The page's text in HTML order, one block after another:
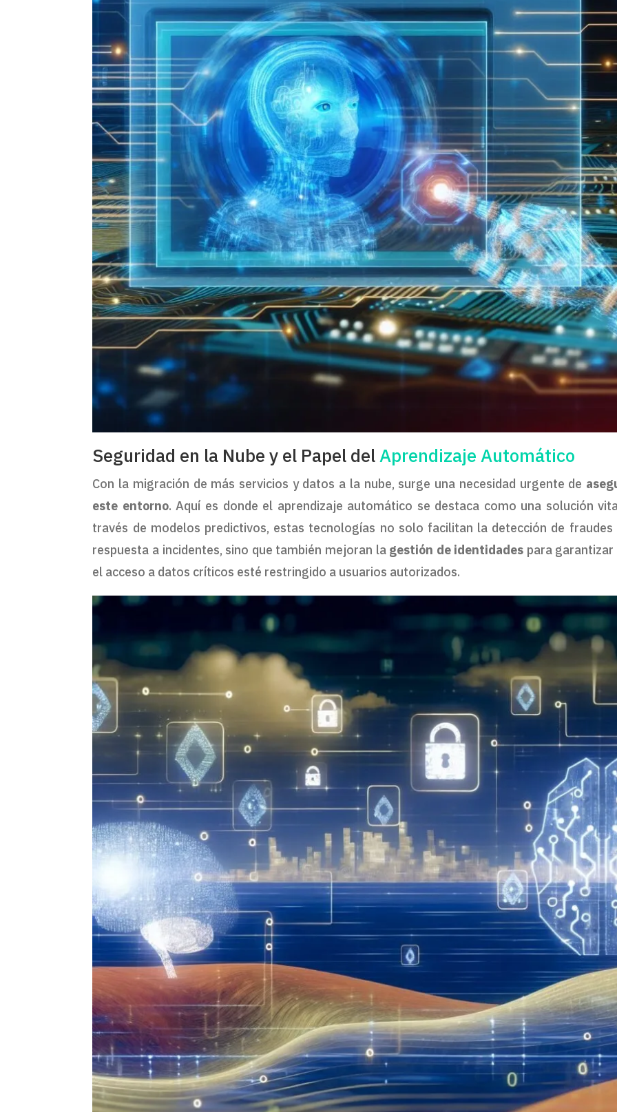
Seguridad en la Nube y el Papel del Aprendizaje Automático
Con la migración de más servicios y datos a la nube, surge una necesidad urgente de
este entorno. Aquí es donde el aprendizaje automático se destaca como una solución
través de modelos predictivos, estas tecnologías no solo facilitan la detección de fraudes
respuesta a incidentes, sino que también mejoran la gestión de identidades para garantizar
el acceso a datos críticos esté restringido a usuarios autorizados.